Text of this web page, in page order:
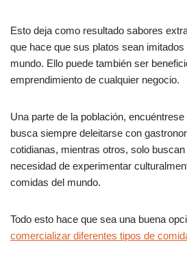
Esto deja como resultado sabores
que hace que sus platos sean
mundo. Ello puede también ser
emprendimiento de cualquier negocio.
Una parte de la población,
busca siempre deleitarse con
cotidianas, mientras otros, solo
necesidad de experimentar
comidas del mundo.
Todo esto hace que sea una buena
comercializar diferentes tipos de